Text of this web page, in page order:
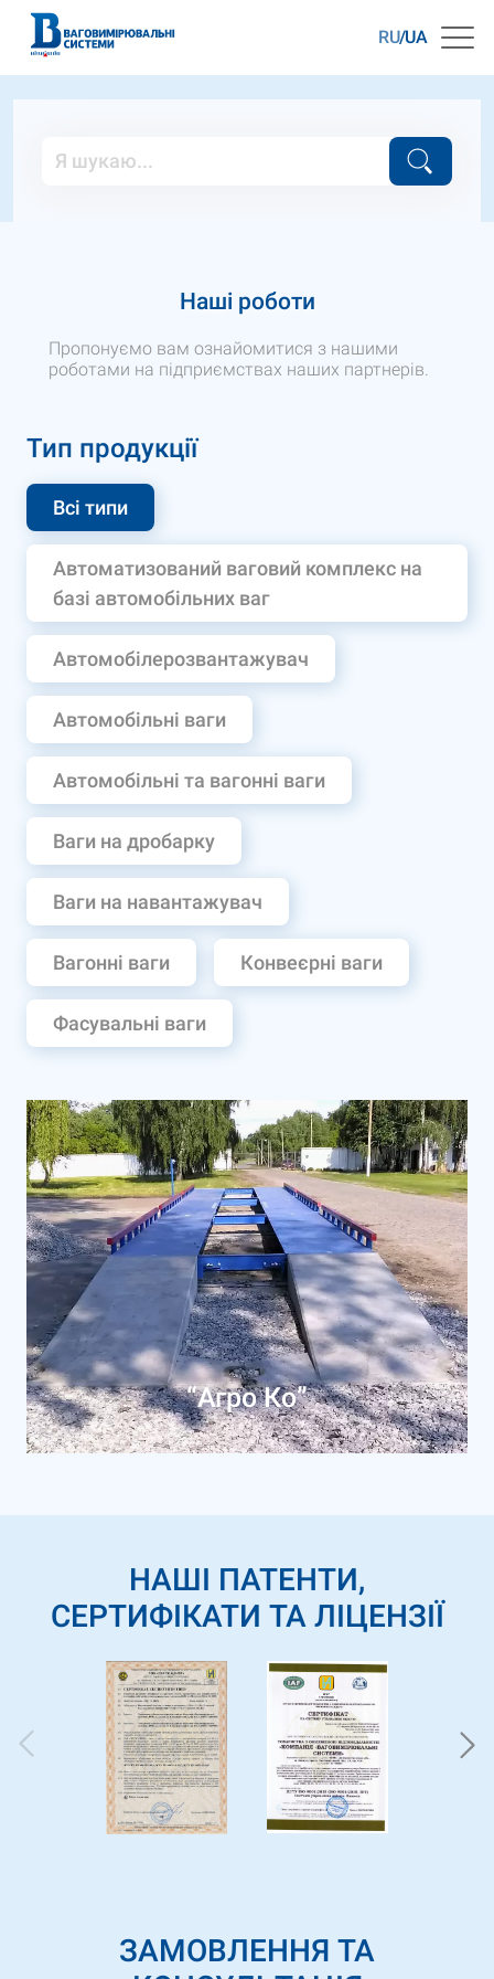
RU UA
Наші роботи
Пропонуємо вам ознайомитися з нашими
роботами на підприємствах наших партнерів.
Тип продукції
Всі типи
Автоматизований ваговий комплекс на
базі автомобільних ваг
Автомобілерозвантажувач
Автомобільні ваги
Автомобільні та вагонні ваги
Ваги на дробарку
Ваги на навантажувач
Вагонні ваги Конвеєрні ваги
Фасувальні ваги
“Агро Ко”
НАШІ ПАТЕНТИ,
СЕРТИФІКАТИ ТА ЛІЦЕНЗІЇ
ЗАМОВЛЕННЯ ТА